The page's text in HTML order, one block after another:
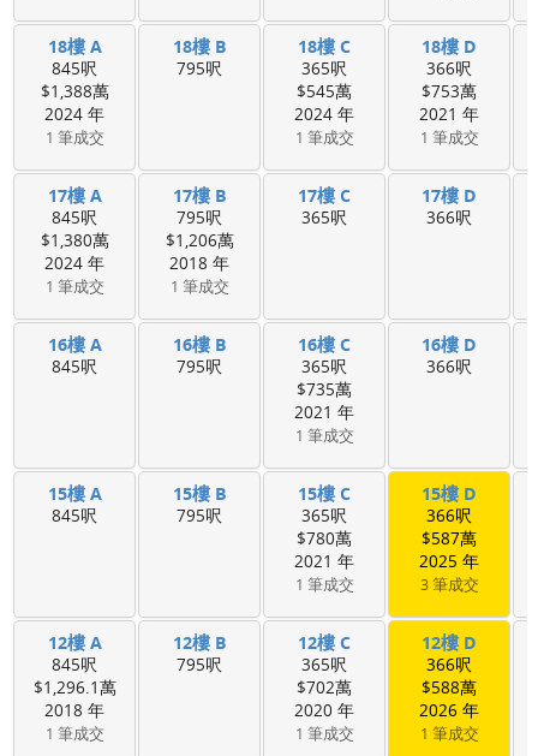
18樓 A
845呎
$1,388萬
2024 年
1 筆成交
18樓 B
795呎
18樓 C
365呎
$545萬
2024 年
1 筆成交
18樓 D
366呎
$753萬
2021 年
1 筆成交
17樓 A
845呎
$1,380萬
2024 年
1 筆成交
17樓 B
795呎
$1,206萬
2018 年
1 筆成交
17樓 C
365呎
17樓 D
366呎
16樓 A
845呎
16樓 B
795呎
16樓 C
365呎
$735萬
2021 年
1 筆成交
16樓 D
366呎
15樓 A
845呎
15樓 B
795呎
15樓 C
365呎
$780萬
2021 年
1 筆成交
15樓 D
366呎
$587萬
2025 年
3 筆成交
12樓 A
845呎
$1,296.1萬
2018 年
1 筆成交
12樓 B
795呎
12樓 C
365呎
$702萬
2020 年
1 筆成交
12樓 D
366呎
$588萬
2026 年
1 筆成交